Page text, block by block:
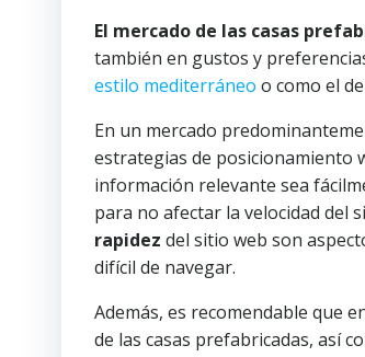
El mercado de las casas
también en gustos y
estilo mediterráneo o como el
En un mercado
estrategias de posicionamiento
información relevante sea
para no afectar la velocidad del
rapidez del sitio web son
difícil de navegar.
Además, es recomendable que
de las casas prefabricadas, así